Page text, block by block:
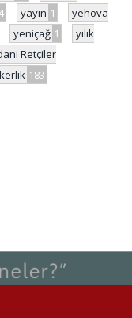
yayın 1
yehova
yeniçağ 1
yılık
Retçiler
183